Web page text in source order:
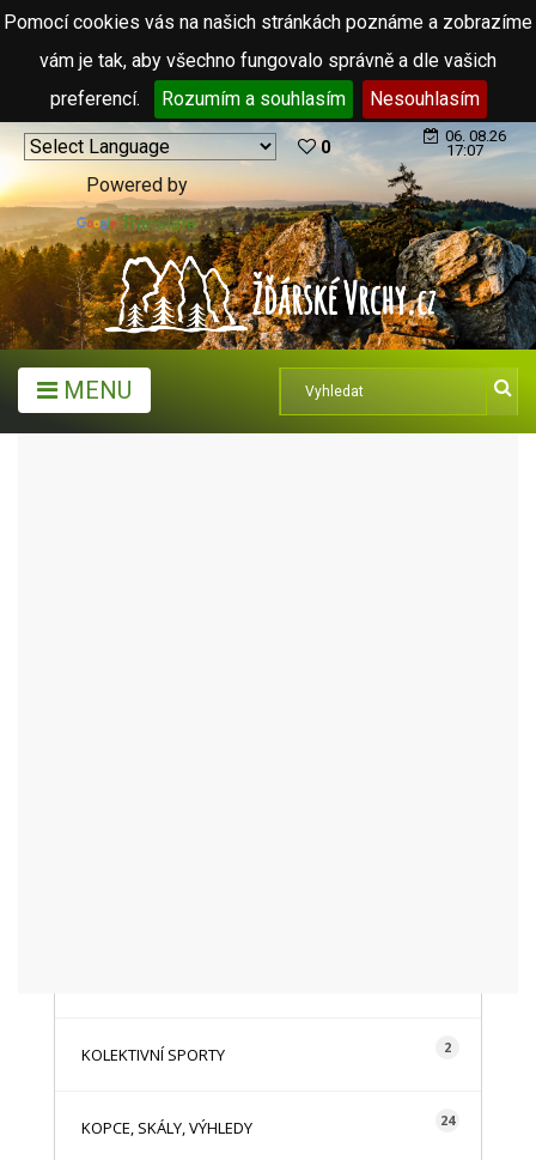
Pomocí cookies vás na našich stránkách poznáme a zobrazíme
vám je tak, aby všechno fungovalo správně a dle vašich
preferencí.
Rozumím a souhlasím Nesouhlasím
Powered by
Translate
0
06. 08.26
17:07
MENU
KOLEKTIVNÍ SPORTY 2
KOPCE, SKÁLY, VÝHLEDY 24